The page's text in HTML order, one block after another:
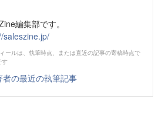
編集部です。
saleszine.jp/
ールは、執筆時点、または直近の記事の寄稿時点で
す
者の最近の執筆記事